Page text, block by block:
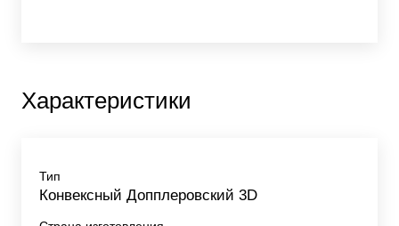
Характеристики
Тип
Конвексный Допплеровский 3D